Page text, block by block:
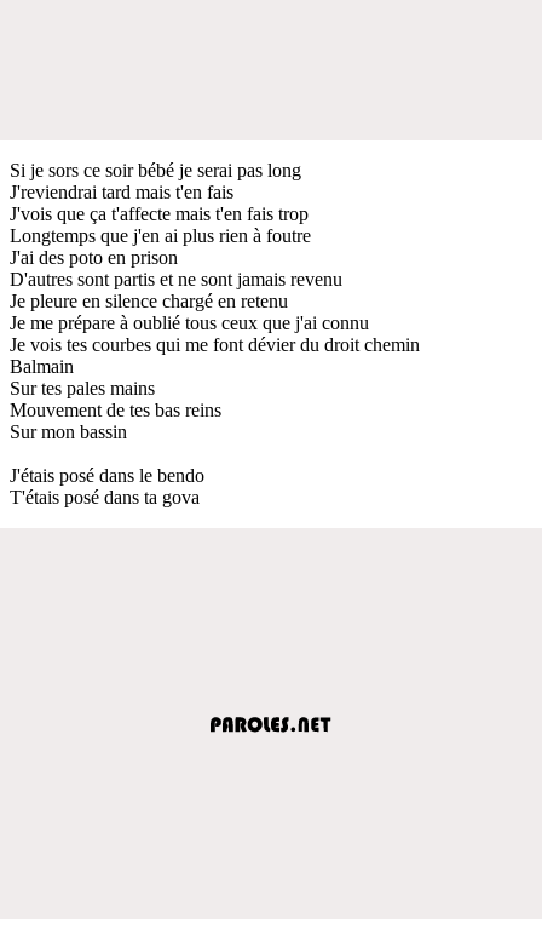
Si je sors ce soir bébé je serai pas long
J'reviendrai tard mais t'en fais
J'vois que ça t'affecte mais t'en fais trop
Longtemps que j'en ai plus rien à foutre
J'ai des poto en prison
D'autres sont partis et ne sont jamais revenu
Je pleure en silence chargé en retenu
Je me prépare à oublié tous ceux que j'ai connu
Je vois tes courbes qui me font dévier du droit chemin
Balmain
Sur tes pales mains
Mouvement de tes bas reins
Sur mon bassin
J'étais posé dans le bendo
T'étais posé dans ta gova